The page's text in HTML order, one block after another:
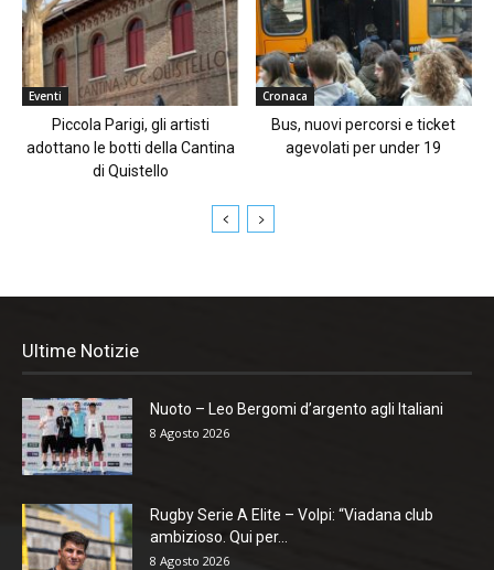
Eventi
Piccola Parigi, gli artisti
adottano le botti della Cantina
di Quistello
Cronaca
Bus, nuovi percorsi e ticket
agevolati per under 19
Ultime Notizie
Nuoto – Leo Bergomi d’argento agli Italiani
8 Agosto 2026
Rugby Serie A Elite – Volpi: “Viadana club
ambizioso. Qui per...
8 Agosto 2026